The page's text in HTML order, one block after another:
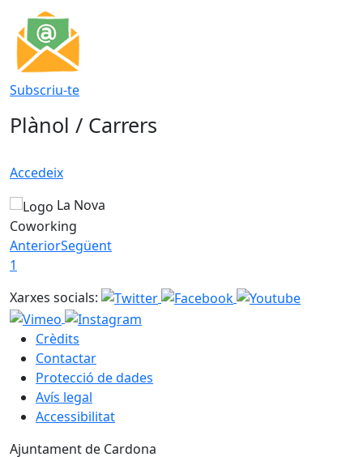
Subscriu-te
Plànol / Carrers
Accedeix
La Nova
Coworking
AnteriorSegüent
1
Xarxes socials:
Crèdits
Contactar
Protecció de dades
Avís legal
Accessibilitat
Ajuntament de Cardona